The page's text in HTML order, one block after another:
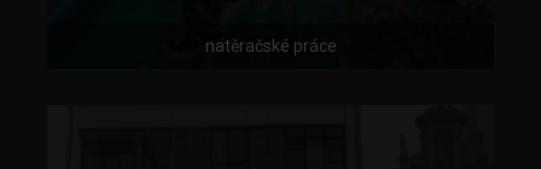
natěračské práce